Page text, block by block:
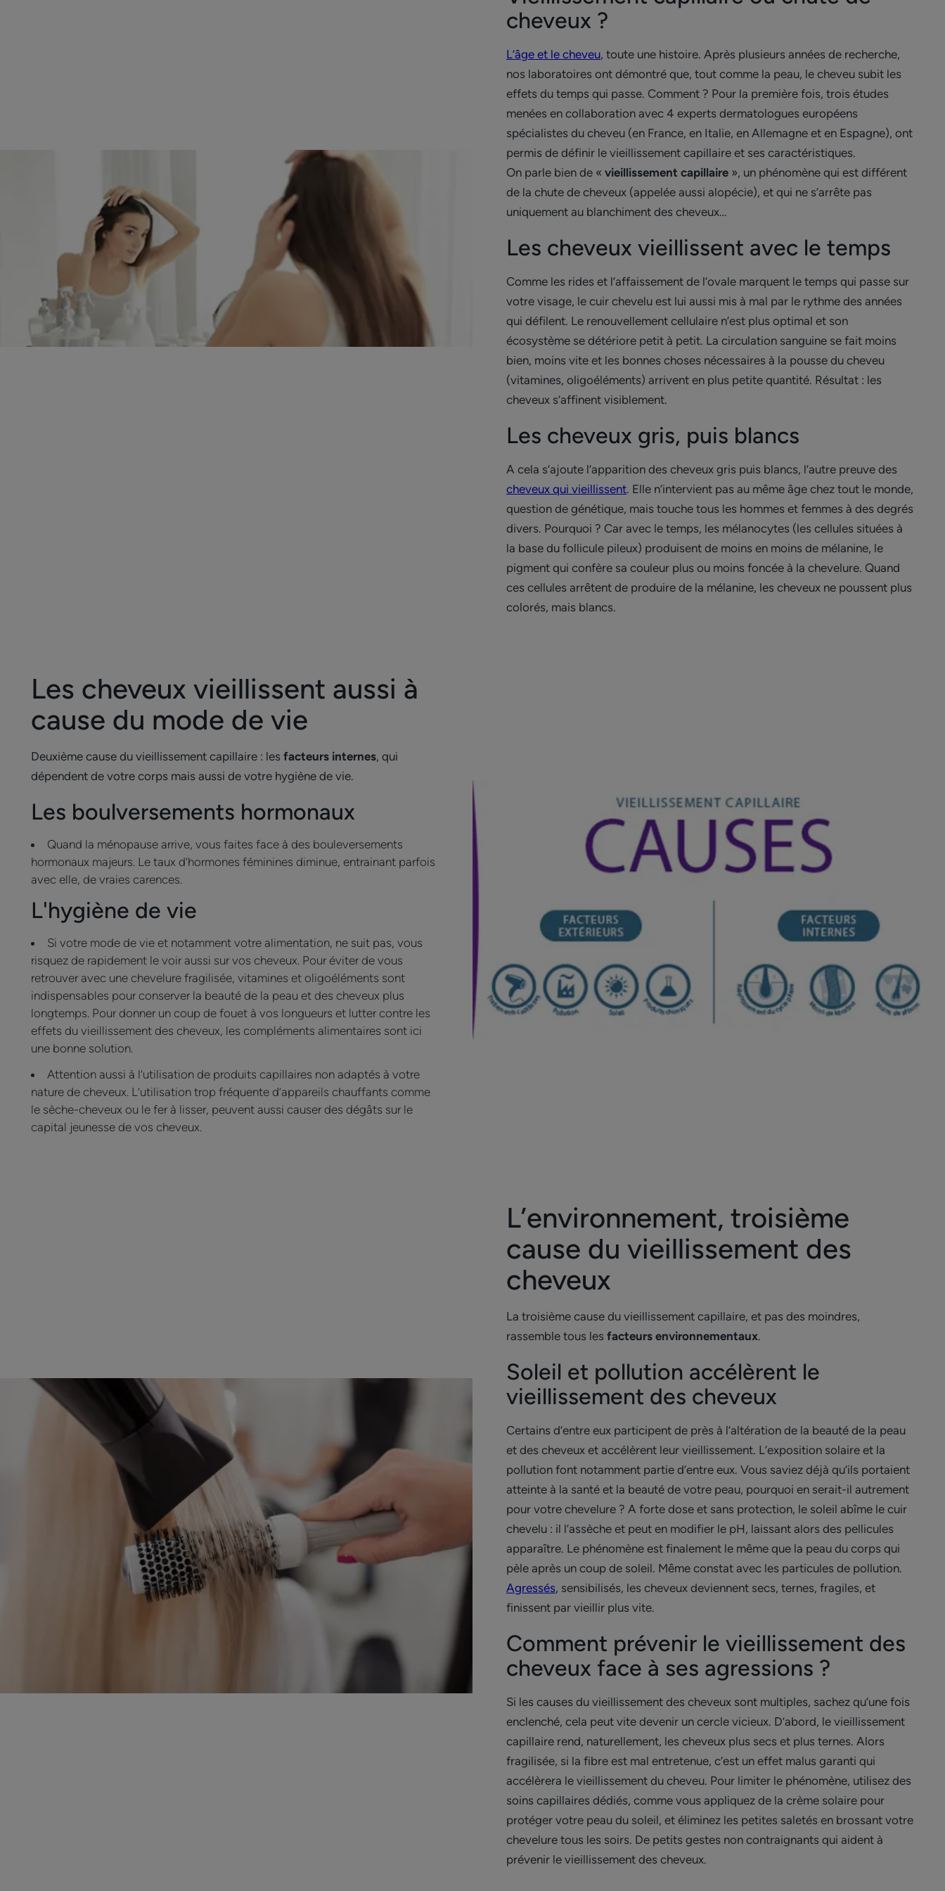
cheveux ?
L’âge et le cheveu, toute une histoire. Après plusieurs années de recherche,
nos laboratoires ont démontré que, tout comme la peau, le cheveu subit les
effets du temps qui passe. Comment ? Pour la première fois, trois études
menées en collaboration avec 4 experts dermatologues européens
spécialistes du cheveu (en France, en Italie, en Allemagne et en Espagne), ont
permis de définir le vieillissement capillaire et ses caractéristiques.
On parle bien de « vieillissement capillaire », un phénomène qui est différent
de la chute de cheveux (appelée aussi alopécie), et qui ne s’arrête pas
uniquement au blanchiment des cheveux…
Les cheveux vieillissent avec le temps
Comme les rides et l’affaissement de l’ovale marquent le temps qui passe sur
votre visage, le cuir chevelu est lui aussi mis à mal par le rythme des années
qui défilent. Le renouvellement cellulaire n’est plus optimal et son
écosystème se détériore petit à petit. La circulation sanguine se fait moins
bien, moins vite et les bonnes choses nécessaires à la pousse du cheveu
(vitamines, oligoéléments) arrivent en plus petite quantité. Résultat : les
cheveux s’affinent visiblement.
Les cheveux gris, puis blancs
A cela s’ajoute l’apparition des cheveux gris puis blancs, l’autre preuve des
cheveux qui vieillissent. Elle n’intervient pas au même âge chez tout le monde,
question de génétique, mais touche tous les hommes et femmes à des degrés
divers. Pourquoi ? Car avec le temps, les mélanocytes (les cellules situées à
la base du follicule pileux) produisent de moins en moins de mélanine, le
pigment qui confère sa couleur plus ou moins foncée à la chevelure. Quand
ces cellules arrêtent de produire de la mélanine, les cheveux ne poussent plus
colorés, mais blancs.
Les cheveux vieillissent aussi à
cause du mode de vie
Deuxième cause du vieillissement capillaire : les facteurs internes, qui
dépendent de votre corps mais aussi de votre hygiène de vie.
Les boulversements hormonaux
Quand la ménopause arrive, vous faites face à des bouleversements
hormonaux majeurs. Le taux d’hormones féminines diminue, entrainant parfois
avec elle, de vraies carences.
L'hygiène de vie
Si votre mode de vie et notamment votre alimentation, ne suit pas, vous
risquez de rapidement le voir aussi sur vos cheveux. Pour éviter de vous
retrouver avec une chevelure fragilisée, vitamines et oligoéléments sont
indispensables pour conserver la beauté de la peau et des cheveux plus
longtemps. Pour donner un coup de fouet à vos longueurs et lutter contre les
effets du vieillissement des cheveux, les compléments alimentaires sont ici
une bonne solution.
Attention aussi à l’utilisation de produits capillaires non adaptés à votre
nature de cheveux. L’utilisation trop fréquente d’appareils chauffants comme
le sèche-cheveux ou le fer à lisser, peuvent aussi causer des dégâts sur le
capital jeunesse de vos cheveux.
L’environnement, troisième
cause du vieillissement des
cheveux
La troisième cause du vieillissement capillaire, et pas des moindres,
rassemble tous les facteurs environnementaux.
Soleil et pollution accélèrent le
vieillissement des cheveux
Certains d’entre eux participent de près à l’altération de la beauté de la peau
et des cheveux et accélèrent leur vieillissement. L’exposition solaire et la
pollution font notamment partie d’entre eux. Vous saviez déjà qu’ils portaient
atteinte à la santé et la beauté de votre peau, pourquoi en serait-il autrement
pour votre chevelure ? A forte dose et sans protection, le soleil abîme le cuir
chevelu : il l’assèche et peut en modifier le pH, laissant alors des pellicules
apparaître. Le phénomène est finalement le même que la peau du corps qui
pèle après un coup de soleil. Même constat avec les particules de pollution.
Agressés, sensibilisés, les cheveux deviennent secs, ternes, fragiles, et
finissent par vieillir plus vite.
Comment prévenir le vieillissement des
cheveux face à ses agressions ?
Si les causes du vieillissement des cheveux sont multiples, sachez qu’une fois
enclenché, cela peut vite devenir un cercle vicieux. D’abord, le vieillissement
capillaire rend, naturellement, les cheveux plus secs et plus ternes. Alors
fragilisée, si la fibre est mal entretenue, c’est un effet malus garanti qui
accélèrera le vieillissement du cheveu. Pour limiter le phénomène, utilisez des
soins capillaires dédiés, comme vous appliquez de la crème solaire pour
protéger votre peau du soleil, et éliminez les petites saletés en brossant votre
chevelure tous les soirs. De petits gestes non contraignants qui aident à
prévenir le vieillissement des cheveux.